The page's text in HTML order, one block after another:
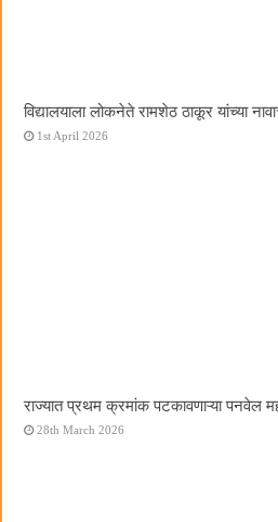
विद्यालयाला लोकनेते रामशेठ ठाकूर यांच्या
1st April 2026
राज्यात प्रथम क्रमांक पटकावणाऱ्या पनवेल
28th March 2026